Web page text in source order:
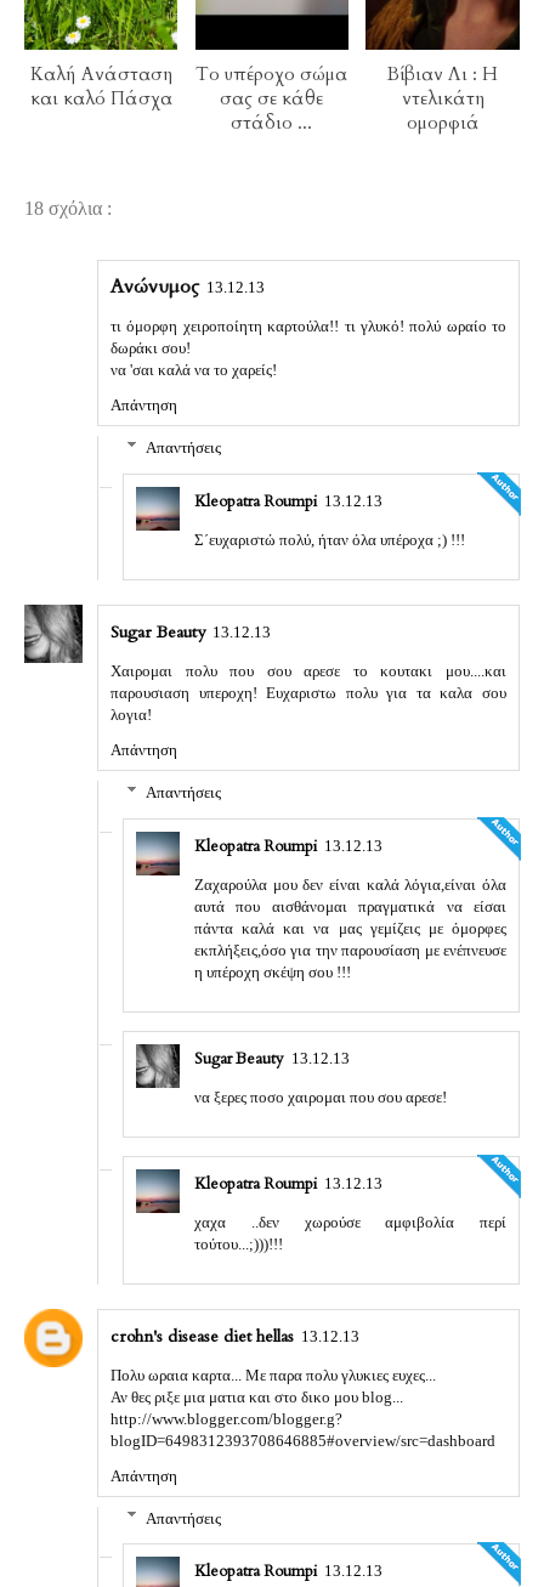
Καλή Ανάσταση
και καλό Πάσχα
Το υπέροχο σώμα
σας σε κάθε
στάδιο ...
Βίβιαν Λι : Η
ντελικάτη
ομορφιά
18 σχόλια :
Ανώνυμος 13.12.13
τι όμορφη χειροποίητη καρτούλα!! τι γλυκό! πολύ ωραίο το
δωράκι σου!
να 'σαι καλά να το χαρείς!
Απάντηση
Απαντήσεις
Kleopatra Roumpi 13.12.13
Σ΄ευχαριστώ πολύ, ήταν όλα υπέροχα ;) !!!
Sugar Beauty 13.12.13
Χαιρομαι πολυ που σου αρεσε το κουτακι μου....και
παρουσιαση υπεροχη! Ευχαριστω πολυ για τα καλα σου
λογια!
Απάντηση
Απαντήσεις
Kleopatra Roumpi 13.12.13
Ζαχαρούλα μου δεν είναι καλά λόγια,είναι όλα
αυτά που αισθάνομαι πραγματικά να είσαι
πάντα καλά και να μας γεμίζεις με όμορφες
εκπλήξεις,όσο για την παρουσίαση με ενέπνευσε
η υπέροχη σκέψη σου !!!
Sugar Beauty 13.12.13
να ξερες ποσο χαιρομαι που σου αρεσε!
Kleopatra Roumpi 13.12.13
χαχα ..δεν χωρούσε αμφιβολία περί
τούτου...;)))!!!
crohn's disease diet hellas 13.12.13
Πολυ ωραια καρτα... Με παρα πολυ γλυκιες ευχες...
Αν θες ριξε μια ματια και στο δικο μου blog...
http://www.blogger.com/blogger.g?
blogID=6498312393708646885#overview/src=dashboard
Απάντηση
Απαντήσεις
Kleopatra Roumpi 13.12.13